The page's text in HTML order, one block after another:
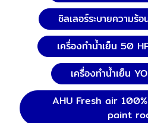
ชิลเลอร์ระบายความร้
เครื่องทำน้ำเย็น 50
เครื่องทำน้ำเย็น
AHU Fresh air
paint